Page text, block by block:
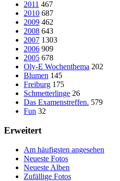
2011 467
2010 687
2009 462
2008 643
2007 1303
2006 909
2005 678
Oly-E Wochenthema 202
Blumen 145
Freiburg 175
Schmetterlinge 26
Das Examenstreffen. 579
Fun 32
Erweitert
Am häufigsten angesehen
Neueste Fotos
Neueste Alben
Zufällige Fotos